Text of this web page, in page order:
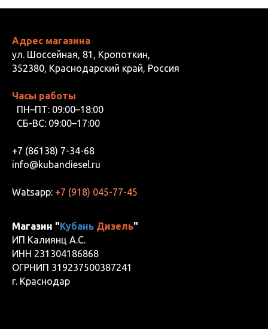
Адрес магазина
ул. Шоссейная, 81, Кропоткин,
352380, Краснодарский край, Россия
Часы работы
ПН–ПТ: 09:00–18:00
СБ-ВС: 09:00–17:00
+7 (86138) 7-34-68
info@kubandiesel.ru
Watsapp: +7 (918) 045-77-45
Магазин "Кубань Дизель"
ИП Калиянц А.С.
ИНН 231304186868
ОГРНИП 319237500387241
г. Краснодар